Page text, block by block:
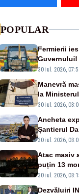
POPULAR
Fermierii
Guvernului!
30 iul. 2026,
Manevră
la
ies în stradă
30 iul. 2026,
Ancheta
Șantierul
scufundă
30 iul. 2026,
Atac masiv
puțin 13
ridicat
30 iul. 2026,
Dezvăluiri